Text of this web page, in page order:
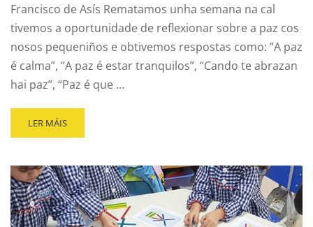
Francisco de Asís Rematamos unha semana na cal
tivemos a oportunidade de reflexionar sobre a paz cos
nosos pequeniños e obtivemos respostas como: ”A paz
é calma”, “A paz é estar tranquilos”, “Cando te abrazan
hai paz”, “Paz é que …
LER MÁIS